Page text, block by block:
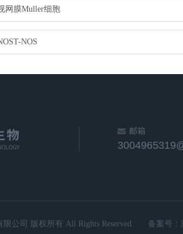
网膜Muller细胞
NOS
邮箱
公司 版权所有 All Rights Reserved. 备案号：